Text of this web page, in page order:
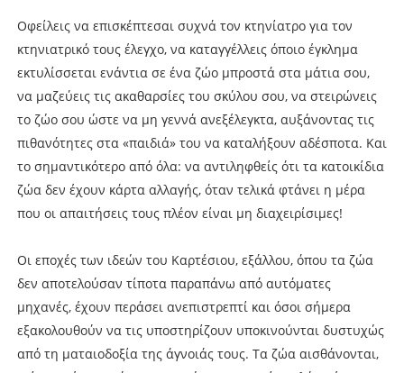
Οφείλεις να επισκέπτεσαι συχνά τον κτηνίατρο για τον
κτηνιατρικό τους έλεγχο, να καταγγέλλεις όποιο έγκλημα
εκτυλίσσεται ενάντια σε ένα ζώο μπροστά στα μάτια σου,
να μαζεύεις τις ακαθαρσίες του σκύλου σου, να στειρώνεις
το ζώο σου ώστε να μη γεννά ανεξέλεγκτα, αυξάνοντας τις
πιθανότητες στα «παιδιά» του να καταλήξουν αδέσποτα. Και
το σημαντικότερο από όλα: να αντιληφθείς ότι τα κατοικίδια
ζώα δεν έχουν κάρτα αλλαγής, όταν τελικά φτάνει η μέρα
που οι απαιτήσεις τους πλέον είναι μη διαχειρίσιμες!
Οι εποχές των ιδεών του Καρτέσιου, εξάλλου, όπου τα ζώα
δεν αποτελούσαν τίποτα παραπάνω από αυτόματες
μηχανές, έχουν περάσει ανεπιστρεπτί και όσοι σήμερα
εξακολουθούν να τις υποστηρίζουν υποκινούνται δυστυχώς
από τη ματαιοδοξία της άγνοιάς τους. Τα ζώα αισθάνονται,